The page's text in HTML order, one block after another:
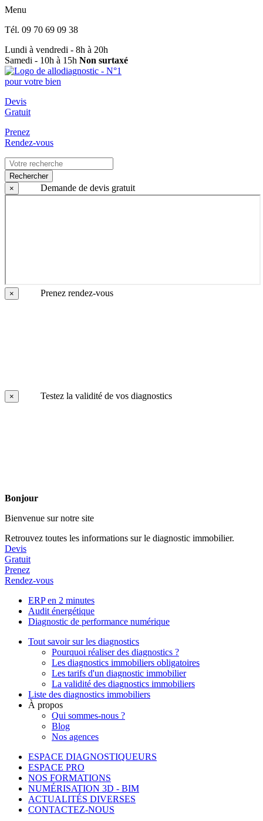
Menu
Tél. 09 70 69 09 38
Lundi à vendredi - 8h à 20h
Samedi - 10h à 15h Non surtaxé
Devis
Gratuit
Prenez
Rendez-vous
Rechercher
×
Demande de devis gratuit
× Prenez rendez-vous
× Testez la validité de vos diagnostics
Bonjour
Bienvenue sur notre site
Retrouvez toutes les informations sur le diagnostic immobilier.
Devis
Gratuit
Prenez
Rendez-vous
ERP en 2 minutes
Audit énergétique
Diagnostic de performance numérique
Tout savoir sur les diagnostics
Pourquoi réaliser des diagnostics ?
Les diagnostics immobiliers obligatoires
Les tarifs d'un diagnostic immobilier
La validité des diagnostics immobiliers
Liste des diagnostics immobiliers
À propos
Qui sommes-nous ?
Blog
Nos agences
ESPACE DIAGNOSTIQUEURS
ESPACE PRO
NOS FORMATIONS
NUMÉRISATION 3D - BIM
ACTUALITÉS DIVERSES
CONTACTEZ-NOUS